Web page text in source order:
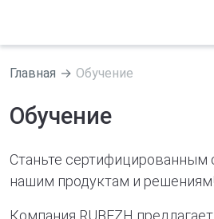
Главная Обучение
Обучение
Станьте сертифицированным
нашим продуктам и решениям!
Компания RUBEZH